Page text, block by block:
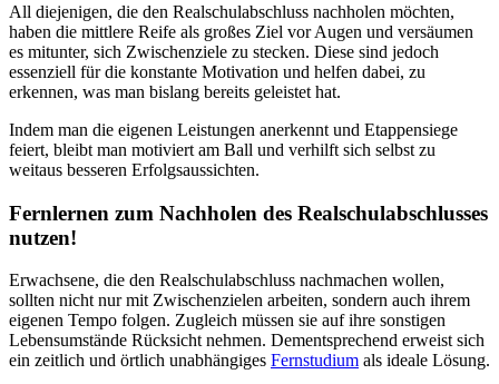
All diejenigen, die den Realschulabschluss nachholen möchten,
haben die mittlere Reife als großes Ziel vor Augen und versäumen
es mitunter, sich Zwischenziele zu stecken. Diese sind jedoch
essenziell für die konstante Motivation und helfen dabei, zu
erkennen, was man bislang bereits geleistet hat.
Indem man die eigenen Leistungen anerkennt und Etappensiege
feiert, bleibt man motiviert am Ball und verhilft sich selbst zu
weitaus besseren Erfolgsaussichten.
Fernlernen zum Nachholen des Realschulabschlusses
nutzen!
Erwachsene, die den Realschulabschluss nachmachen wollen,
sollten nicht nur mit Zwischenzielen arbeiten, sondern auch ihrem
eigenen Tempo folgen. Zugleich müssen sie auf ihre sonstigen
Lebensumstände Rücksicht nehmen. Dementsprechend erweist sich
ein zeitlich und örtlich unabhängiges Fernstudium als ideale Lösung.